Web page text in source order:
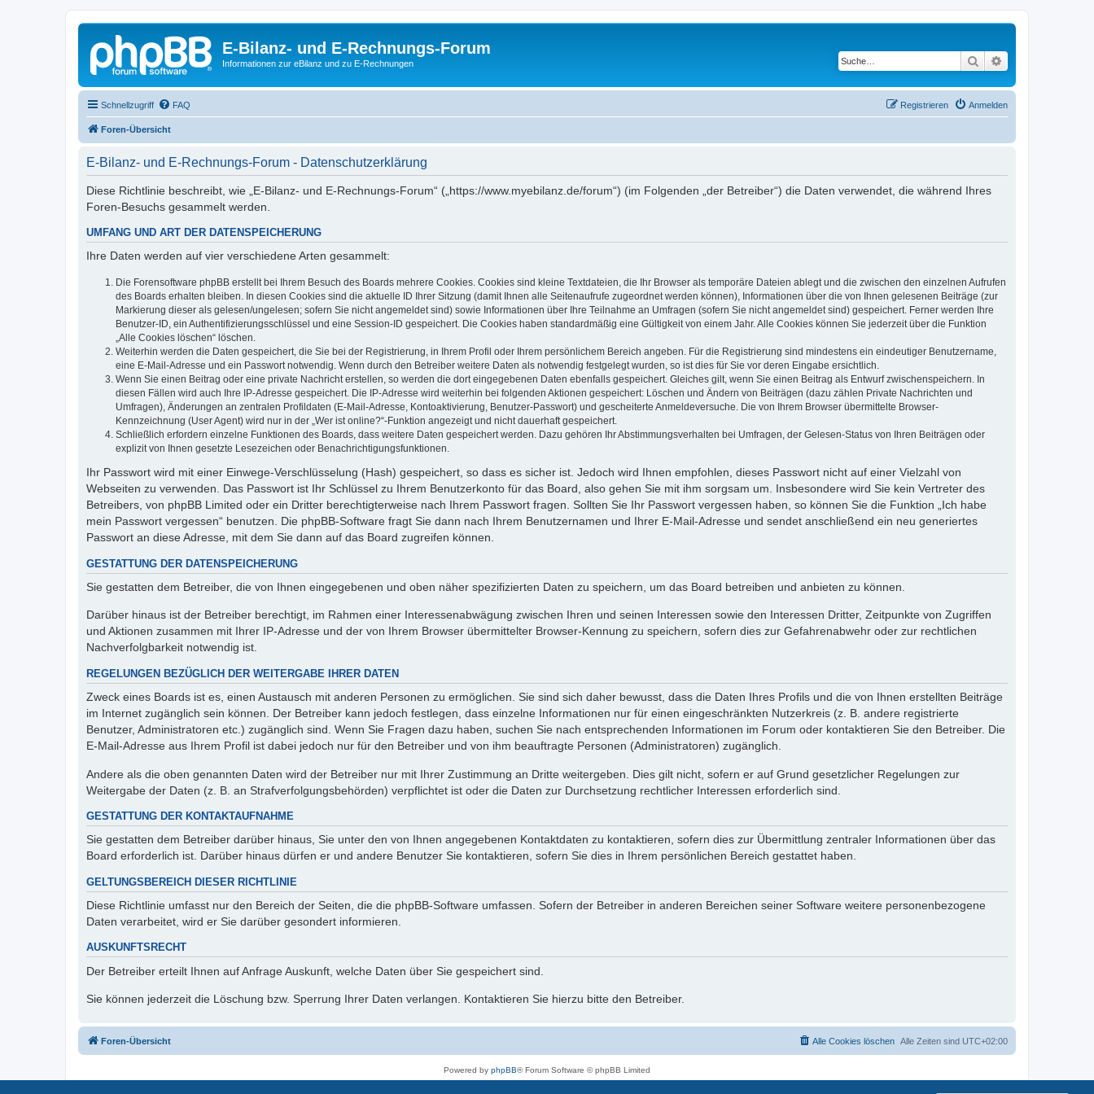
E-Bilanz- und E-Rechnungs-Forum
Informationen zur eBilanz und zu E-Rechnungen Suche
Schnellzugriff FAQ Anmelden
Registrieren
Foren-Übersicht
E-Bilanz- und E-Rechnungs-Forum - Datenschutzerklärung
Diese Richtlinie beschreibt, wie „E-Bilanz- und E-Rechnungs-Forum“ („https://www.myebilanz.de/forum“) (im Folgenden „der Betreiber“) die Daten verwendet, die während Ihres
Foren-Besuchs gesammelt werden.
UMFANG UND ART DER DATENSPEICHERUNG
Ihre Daten werden auf vier verschiedene Arten gesammelt:
Die Forensoftware phpBB erstellt bei Ihrem Besuch des Boards mehrere Cookies. Cookies sind kleine Textdateien, die Ihr Browser als temporäre Dateien ablegt und die zwischen den einzelnen Aufrufen
des Boards erhalten bleiben. In diesen Cookies sind die aktuelle ID Ihrer Sitzung (damit Ihnen alle Seitenaufrufe zugeordnet werden können), Informationen über die von Ihnen gelesenen Beiträge (zur
Markierung dieser als gelesen/ungelesen; sofern Sie nicht angemeldet sind) sowie Informationen über Ihre Teilnahme an Umfragen (sofern Sie nicht angemeldet sind) gespeichert. Ferner werden Ihre
Benutzer-ID, ein Authentifizierungsschlüssel und eine Session-ID gespeichert. Die Cookies haben standardmäßig eine Gültigkeit von einem Jahr. Alle Cookies können Sie jederzeit über die Funktion
„Alle Cookies löschen“ löschen.
Weiterhin werden die Daten gespeichert, die Sie bei der Registrierung, in Ihrem Profil oder Ihrem persönlichem Bereich angeben. Für die Registrierung sind mindestens ein eindeutiger Benutzername,
eine E-Mail-Adresse und ein Passwort notwendig. Wenn durch den Betreiber weitere Daten als notwendig festgelegt wurden, so ist dies für Sie vor deren Eingabe ersichtlich.
Wenn Sie einen Beitrag oder eine private Nachricht erstellen, so werden die dort eingegebenen Daten ebenfalls gespeichert. Gleiches gilt, wenn Sie einen Beitrag als Entwurf zwischenspeichern. In
diesen Fällen wird auch Ihre IP-Adresse gespeichert. Die IP-Adresse wird weiterhin bei folgenden Aktionen gespeichert: Löschen und Ändern von Beiträgen (dazu zählen Private Nachrichten und
Umfragen), Änderungen an zentralen Profildaten (E-Mail-Adresse, Kontoaktivierung, Benutzer-Passwort) und gescheiterte Anmeldeversuche. Die von Ihrem Browser übermittelte Browser-
Kennzeichnung (User Agent) wird nur in der „Wer ist online?“-Funktion angezeigt und nicht dauerhaft gespeichert.
Schließlich erfordern einzelne Funktionen des Boards, dass weitere Daten gespeichert werden. Dazu gehören Ihr Abstimmungsverhalten bei Umfragen, der Gelesen-Status von Ihren Beiträgen oder
explizit von Ihnen gesetzte Lesezeichen oder Benachrichtigungsfunktionen.
Ihr Passwort wird mit einer Einwege-Verschlüsselung (Hash) gespeichert, so dass es sicher ist. Jedoch wird Ihnen empfohlen, dieses Passwort nicht auf einer Vielzahl von
Webseiten zu verwenden. Das Passwort ist Ihr Schlüssel zu Ihrem Benutzerkonto für das Board, also gehen Sie mit ihm sorgsam um. Insbesondere wird Sie kein Vertreter des
Betreibers, von phpBB Limited oder ein Dritter berechtigterweise nach Ihrem Passwort fragen. Sollten Sie Ihr Passwort vergessen haben, so können Sie die Funktion „Ich habe
mein Passwort vergessen“ benutzen. Die phpBB-Software fragt Sie dann nach Ihrem Benutzernamen und Ihrer E-Mail-Adresse und sendet anschließend ein neu generiertes
Passwort an diese Adresse, mit dem Sie dann auf das Board zugreifen können.
GESTATTUNG DER DATENSPEICHERUNG
Sie gestatten dem Betreiber, die von Ihnen eingegebenen und oben näher spezifizierten Daten zu speichern, um das Board betreiben und anbieten zu können.
Darüber hinaus ist der Betreiber berechtigt, im Rahmen einer Interessenabwägung zwischen Ihren und seinen Interessen sowie den Interessen Dritter, Zeitpunkte von Zugriffen
und Aktionen zusammen mit Ihrer IP-Adresse und der von Ihrem Browser übermittelter Browser-Kennung zu speichern, sofern dies zur Gefahrenabwehr oder zur rechtlichen
Nachverfolgbarkeit notwendig ist.
REGELUNGEN BEZÜGLICH DER WEITERGABE IHRER DATEN
Zweck eines Boards ist es, einen Austausch mit anderen Personen zu ermöglichen. Sie sind sich daher bewusst, dass die Daten Ihres Profils und die von Ihnen erstellten Beiträge
im Internet zugänglich sein können. Der Betreiber kann jedoch festlegen, dass einzelne Informationen nur für einen eingeschränkten Nutzerkreis (z. B. andere registrierte
Benutzer, Administratoren etc.) zugänglich sind. Wenn Sie Fragen dazu haben, suchen Sie nach entsprechenden Informationen im Forum oder kontaktieren Sie den Betreiber. Die
E-Mail-Adresse aus Ihrem Profil ist dabei jedoch nur für den Betreiber und von ihm beauftragte Personen (Administratoren) zugänglich.
Andere als die oben genannten Daten wird der Betreiber nur mit Ihrer Zustimmung an Dritte weitergeben. Dies gilt nicht, sofern er auf Grund gesetzlicher Regelungen zur
Weitergabe der Daten (z. B. an Strafverfolgungsbehörden) verpflichtet ist oder die Daten zur Durchsetzung rechtlicher Interessen erforderlich sind.
GESTATTUNG DER KONTAKTAUFNAHME
Sie gestatten dem Betreiber darüber hinaus, Sie unter den von Ihnen angegebenen Kontaktdaten zu kontaktieren, sofern dies zur Übermittlung zentraler Informationen über das
Board erforderlich ist. Darüber hinaus dürfen er und andere Benutzer Sie kontaktieren, sofern Sie dies in Ihrem persönlichen Bereich gestattet haben.
GELTUNGSBEREICH DIESER RICHTLINIE
Diese Richtlinie umfasst nur den Bereich der Seiten, die die phpBB-Software umfassen. Sofern der Betreiber in anderen Bereichen seiner Software weitere personenbezogene
Daten verarbeitet, wird er Sie darüber gesondert informieren.
AUSKUNFTSRECHT
Der Betreiber erteilt Ihnen auf Anfrage Auskunft, welche Daten über Sie gespeichert sind.
Sie können jederzeit die Löschung bzw. Sperrung Ihrer Daten verlangen. Kontaktieren Sie hierzu bitte den Betreiber.
Foren-Übersicht Alle Zeiten sind UTC+02:00
Alle Cookies löschen
Powered by phpBB® Forum Software © phpBB Limited